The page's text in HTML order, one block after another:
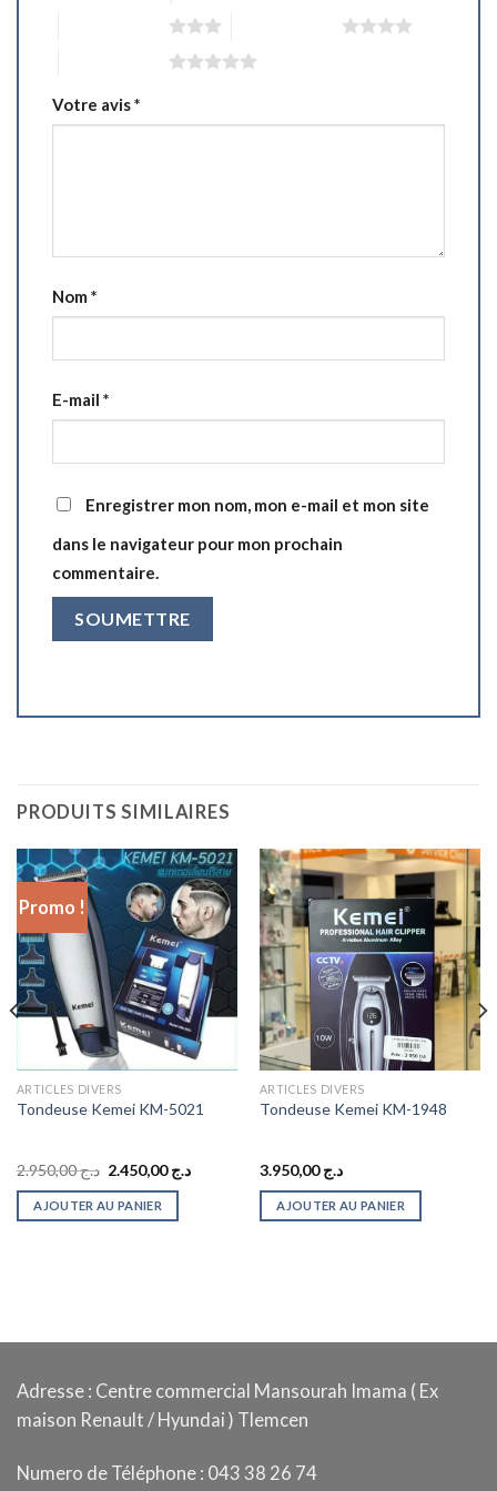
Votre avis*
Nom*
E-mail *
Enregistrer mon nom, mon e-mail et mon site
dans le navigateur pour mon prochain
commentaire.
PRODUITS SIMILAIRES
Promo !
ARTICLES DIVERS
Tondeuse Kemei KM-5021
د.ج2.950,00
Le
initial
était :
د.ج2.450,00
Le
AJOUTER AU PANIER
ARTICLES DIVERS
Tondeuse Kemei KM-1948
د.ج3.950,00
AJOUTER AU PANIER
Adresse : Centre commercial Mansourah Imama ( Ex
maison Renault / Hyundai ) Tlemcen
Numero de Téléphone : 043 38 26 74